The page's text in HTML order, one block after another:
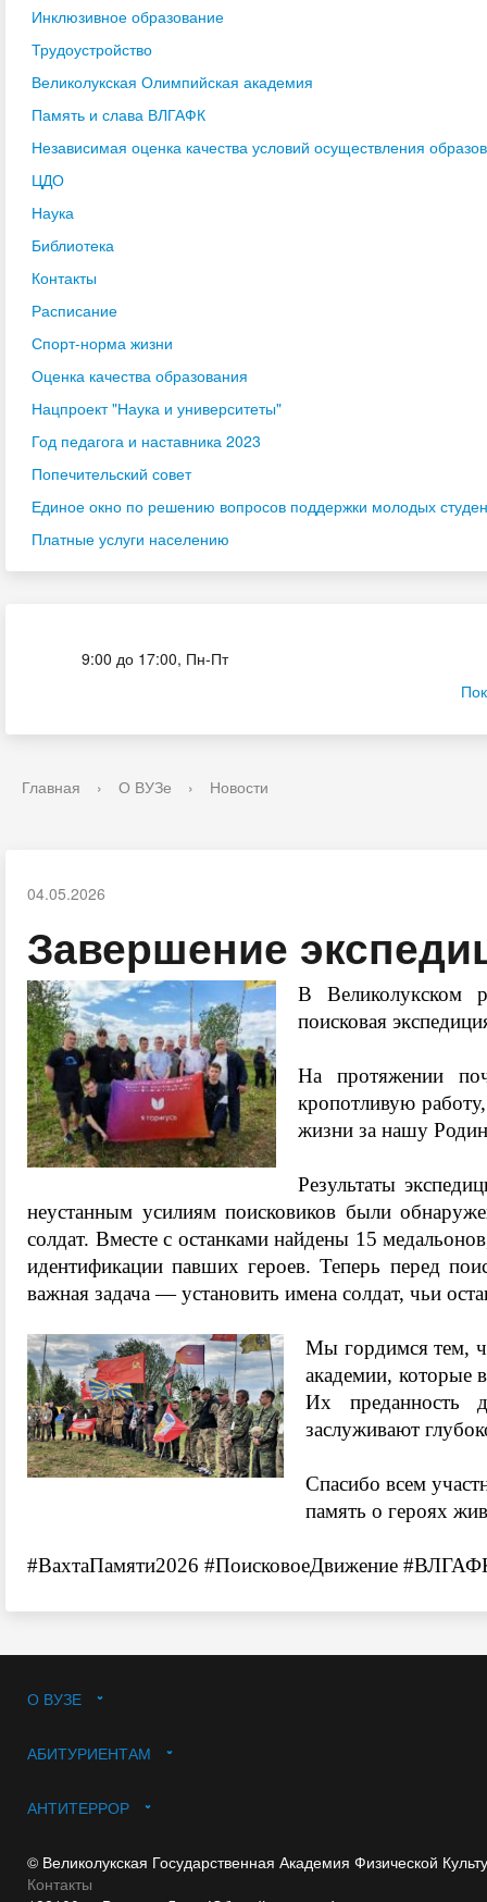
Инклюзивное образование
Трудоустройство
Великолукская Олимпийская академия
Память и слава ВЛГАФК
Независимая оценка качества условий осуществления
ЦДО
Наука
Библиотека
Контакты
Расписание
Спорт-норма жизни
Оценка качества образования
Нацпроект "Наука и университеты"
Год педагога и наставника 2023
Попечительский совет
Единое окно по решению вопросов поддержки молодых
Платные услуги населению
9:00 до 17:00, Пн-Пт
Главная › О ВУЗе › Новости
04.05.2026
Завершение
В Великолукском
поисковая
На протяжении
кропотливую
жизни за нашу
Результаты
неустанным усилиям поисковиков были
солдат. Вместе с останками найдены 15
идентификации павших героев. Теперь перед
важная задача — установить имена солдат, чьи
Мы гордимся тем,
академии, которые
Их преданность
заслуживают
Спасибо всем
память о героях
#ВахтаПамяти2026 #ПоисковоеДвижение
О ВУЗЕ
АБИТУРИЕНТАМ
АНТИТЕРРОР
© Великолукская Государственная Академия Физической
Контакты